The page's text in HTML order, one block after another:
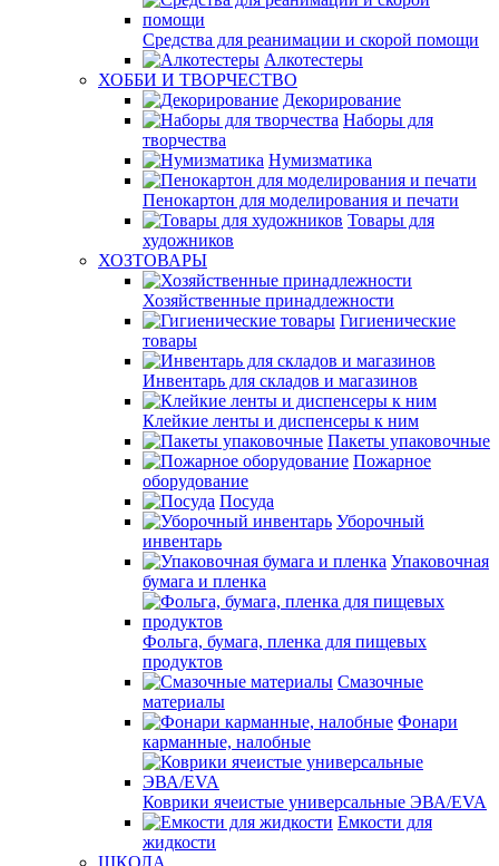
Средства для реанимации и скорой помощи
Алкотестеры
ХОББИ И ТВОРЧЕСТВО
Декорирование
Наборы для
творчества
Нумизматика
Пенокартон для моделирования и печати
Товары для
художников
ХОЗТОВАРЫ
Хозяйственные принадлежности
Гигиенические
товары
Инвентарь для складов и магазинов
Клейкие ленты и диспенсеры к ним
Пакеты упаковочные
Пожарное
оборудование
Посуда
Уборочный
инвентарь
Упаковочная
бумага и пленка
Фольга, бумага, пленка для пищевых
продуктов
Смазочные
материалы
Фонари
карманные, налобные
Коврики ячеистые универсальные ЭВА/EVA
Емкости для
жидкости
ШКОЛА